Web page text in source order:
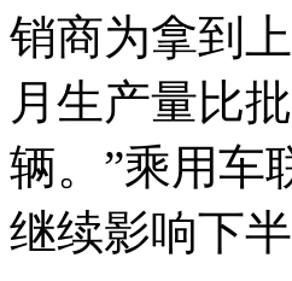
销商为拿到
月生产量比
辆。”乘用车
继续影响下半